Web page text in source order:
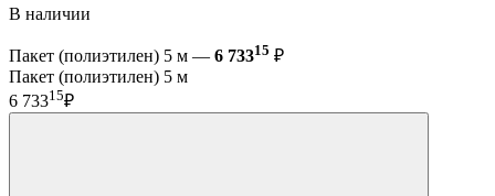
В наличии
Пакет (полиэтилен) 5 м — 6 73315 ₽
Пакет (полиэтилен) 5 м
6 73315₽